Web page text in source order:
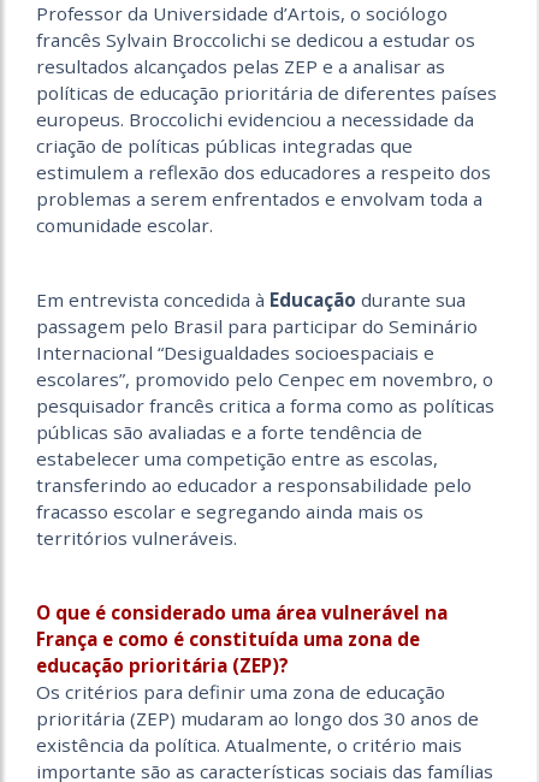
Professor da Universidade d’Artois, o sociólogo
francês Sylvain Broccolichi se dedicou a estudar os
resultados alcançados pelas ZEP e a analisar as
políticas de educação prioritária de diferentes países
europeus. Broccolichi evidenciou a necessidade da
criação de políticas públicas integradas que
estimulem a reflexão dos educadores a respeito dos
problemas a serem enfrentados e envolvam toda a
comunidade escolar.
Em entrevista concedida à Educação durante sua
passagem pelo Brasil para participar do Seminário
Internacional “Desigualdades socioespaciais e
escolares”, promovido pelo Cenpec em novembro, o
pesquisador francês critica a forma como as políticas
públicas são avaliadas e a forte tendência de
estabelecer uma competição entre as escolas,
transferindo ao educador a responsabilidade pelo
fracasso escolar e segregando ainda mais os
territórios vulneráveis.
O que é considerado uma área vulnerável na
França e como é constituída uma zona de
educação prioritária (ZEP)?
Os critérios para definir uma zona de educação
prioritária (ZEP) mudaram ao longo dos 30 anos de
existência da política. Atualmente, o critério mais
importante são as características sociais das famílias